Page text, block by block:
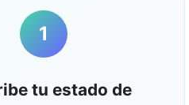
1
tu estado de